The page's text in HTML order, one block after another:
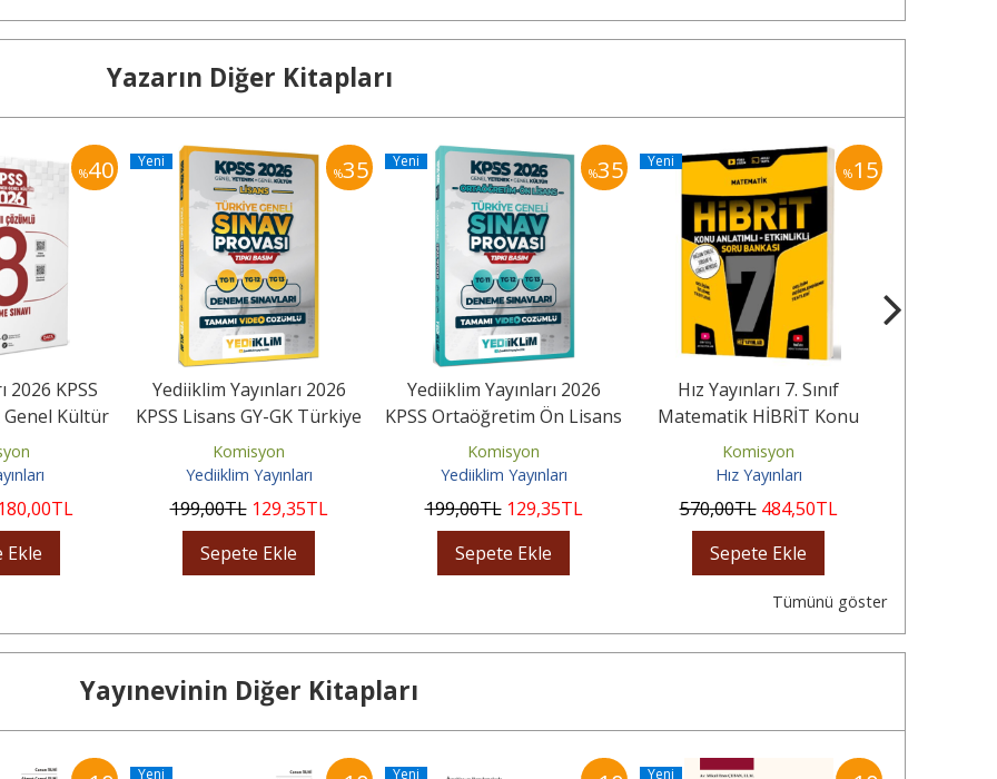
Yazarın Diğer Kitapları
%40
2026 KPSS
Genel Kültür
8...
180,00TL
Ekle
%35
Yeni
Yediiklim Yayınları 2026
KPSS Lisans GY-GK Türkiye
Geneli Sınav Provası...
Komisyon
Yediiklim Yayınları
199,00TL 129,35TL
Sepete Ekle
%35
Yeni
Yediiklim Yayınları 2026
KPSS Ortaöğretim Ön Lisans
GY-GK Türkiye Geneli...
Komisyon
Yediiklim Yayınları
199,00TL 129,35TL
Sepete Ekle
%15
Yeni
Hız Yayınları 7. Sınıf
Matematik HİBRİT Konu
Anlatımlı Etkinlikli Soru...
Komisyon
Hız Yayınları
570,00TL 484,50TL
Sepete Ekle
Tümünü göster
Yayınevinin Diğer Kitapları
Yeni Yeni Yeni